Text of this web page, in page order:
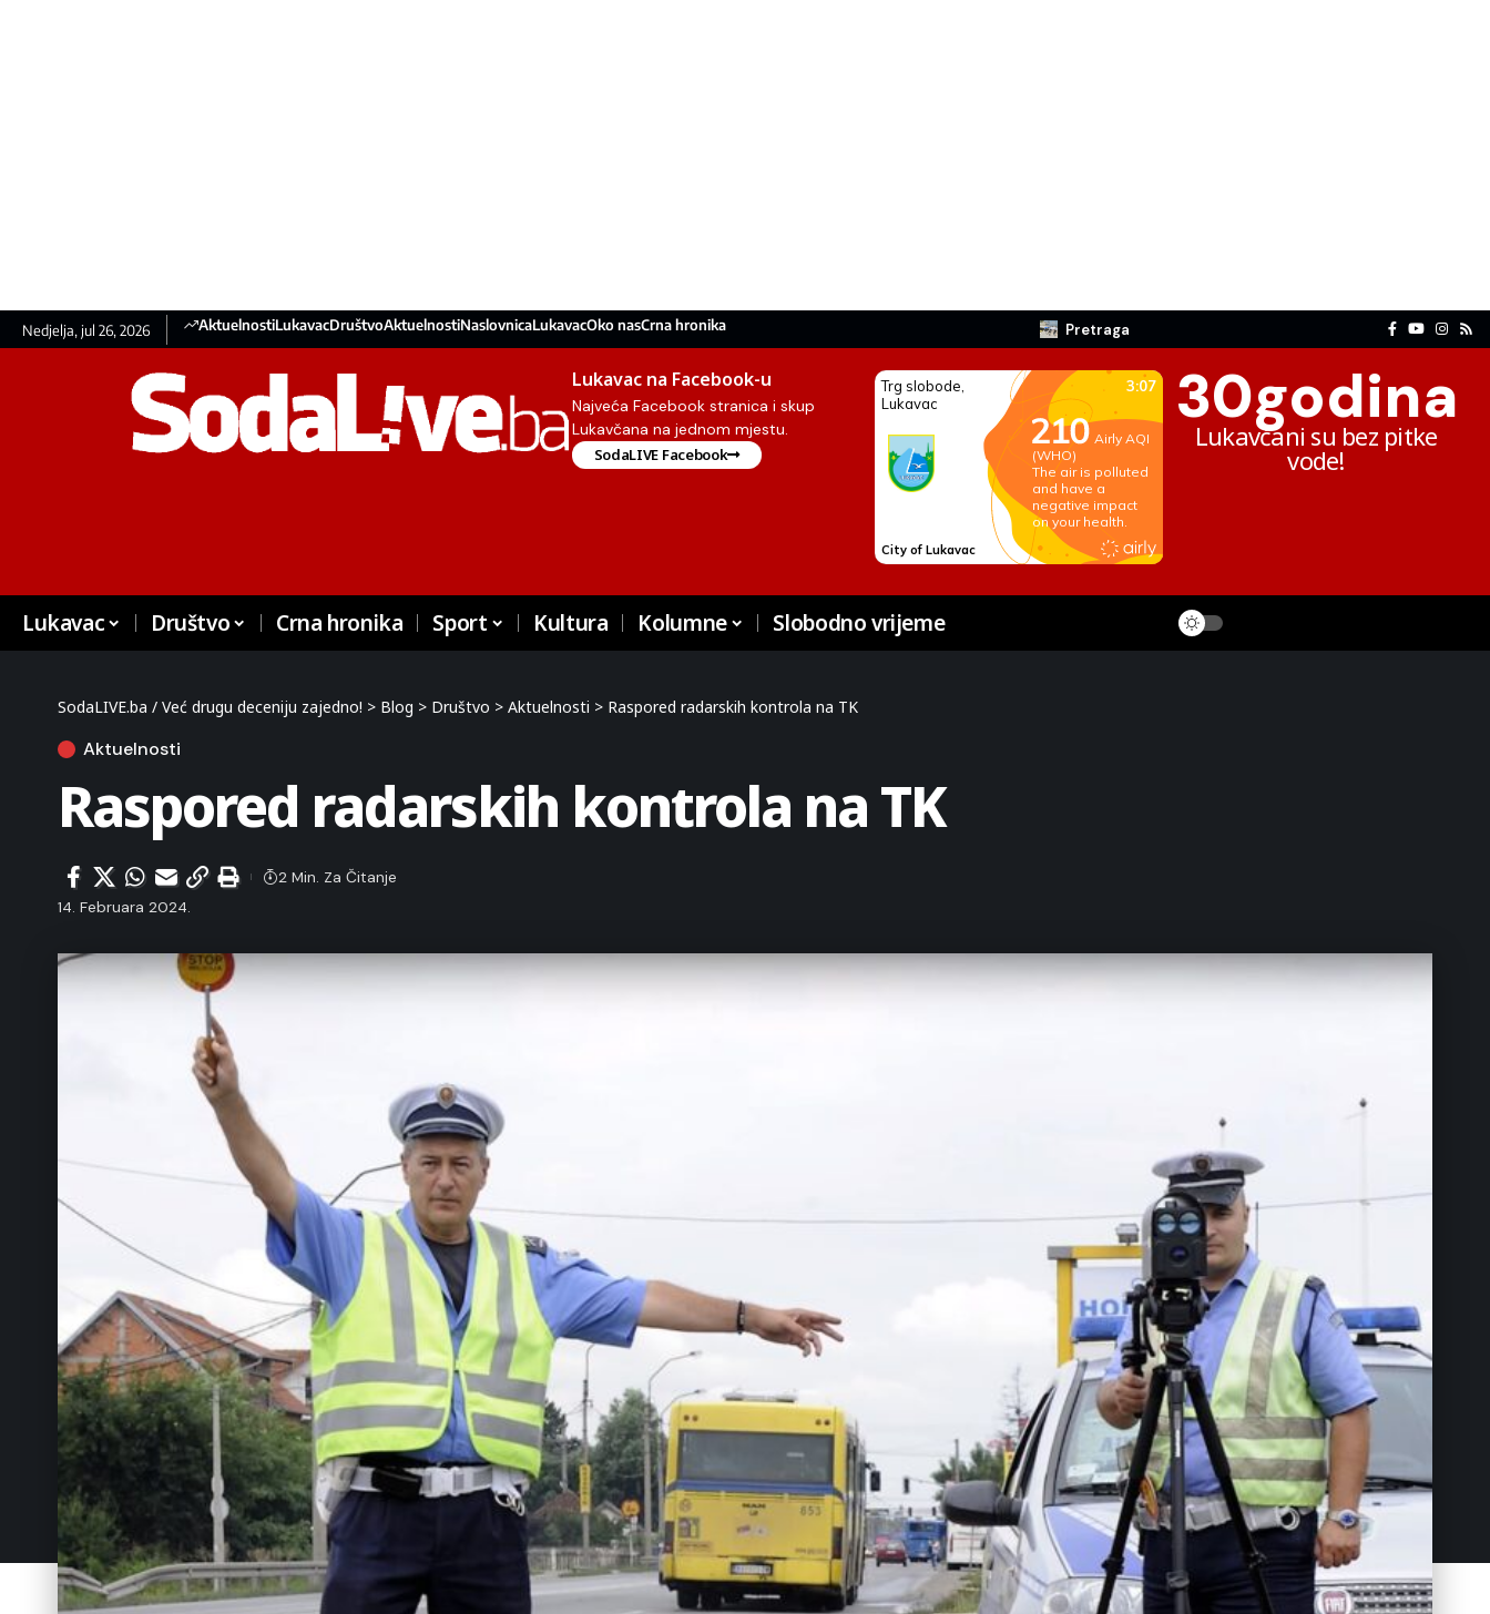
Nedjelja, jul 26, 2026 AktuelnostiLukavacDruštvoAktuelnostiNaslovnicaLukavacOko nasCrna hronika Pretraga
Lukavac na Facebook-u
Najveća Facebook stranica i skup
Lukavčana na jednom mjestu.
SodaLIVE Facebook
30godina
Lukavčani su bez pitke
vode!
Lukavac Društvo Crna hronika Sport Kultura Kolumne Slobodno vrijeme
SodaLIVE.ba / Već drugu deceniju zajedno! > Blog > Društvo > Aktuelnosti > Raspored radarskih kontrola na TK
Aktuelnosti
Raspored radarskih kontrola na TK
14. Februara 2024.
2 Min. Za Čitanje